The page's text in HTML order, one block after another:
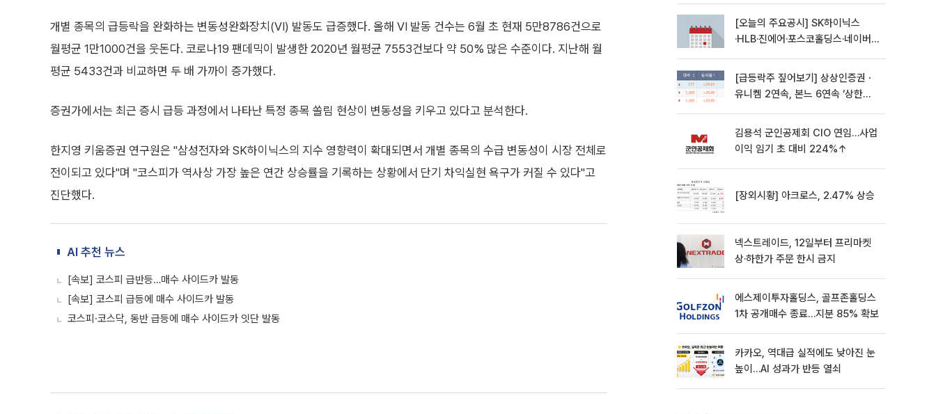
개별 종목의 급등락을 완화하는 변동성완화장치(VI) 발동도 급증했다. 올해 VI 발동 건수는 6월 초 현재 5만8786건으로
월평균 1만1000건을 웃돈다. 코로나19 팬데믹이 발생한 2020년 월평균 7553건보다 약 50% 많은 수준이다. 지난해 월
평균 5433건과 비교하면 두 배 가까이 증가했다.
증권가에서는 최근 증시 급등 과정에서 나타난 특정 종목 쏠림 현상이 변동성을 키우고 있다고 분석한다.
한지영 키움증권 연구원은 "삼성전자와 SK하이닉스의 지수 영향력이 확대되면서 개별 종목의 수급 변동성이 시장 전체로
전이되고 있다"며 "코스피가 역사상 가장 높은 연간 상승률을 기록하는 상황에서 단기 차익실현 욕구가 커질 수 있다"고
진단했다.
AI 추천 뉴스
[속보] 코스피 급반등…매수 사이드카 발동
[속보] 코스피 급등에 매수 사이드카 발동
코스피·코스닥, 동반 급등에 매수 사이드카 잇단 발동
[오늘의 주요공시] SK하이닉스
·HLB·진에어·포스코홀딩스·네이버·
[급등락주 짚어보기] 상상인증권ㆍ
유니켐 2연속, 본느 6연속 ‘상한
김용석 군인공제회 CIO 연임…사업
이익 임기 초 대비 224%↑
[장외시황] 아크로스, 2.47% 상승
넥스트레이드, 12일부터 프리마켓
상·하한가 주문 한시 금지
에스제이투자홀딩스, 골프존홀딩스
1차 공개매수 종료…지분 85% 확보
카카오, 역대급 실적에도 낮아진 눈
높이…AI 성과가 반등 열쇠